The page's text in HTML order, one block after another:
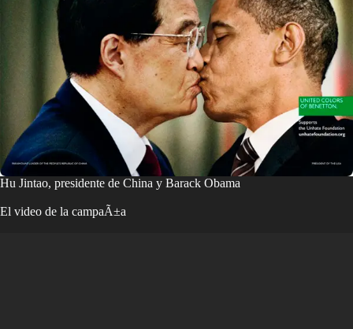
Hu Jintao, presidente de China y Barack Obama
El video de la campaÃ±a